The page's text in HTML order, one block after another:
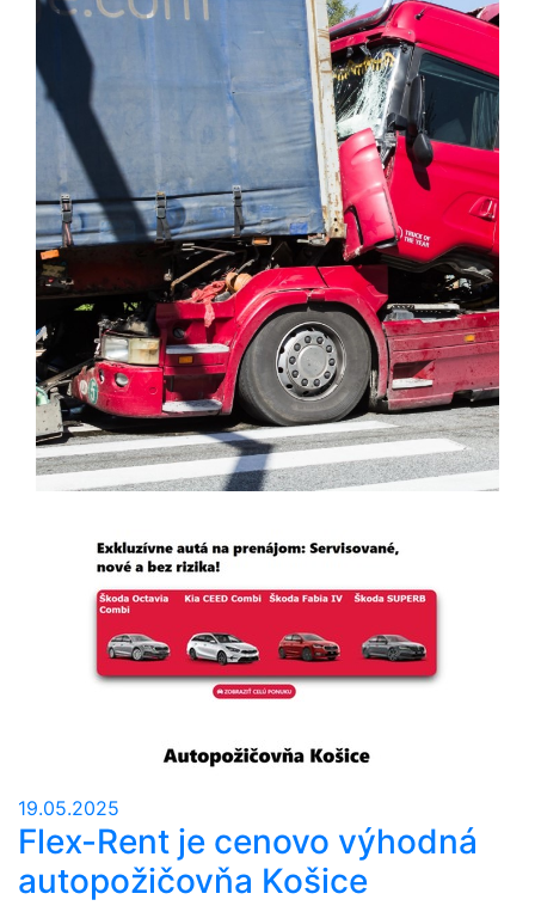
19.05.2025
Flex-Rent je cenovo výhodná
autopožičovňa Košice